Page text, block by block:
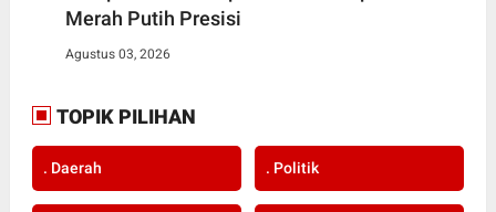
Merah Putih Presisi
Agustus 03, 2026
TOPIK PILIHAN
. Daerah . Politik